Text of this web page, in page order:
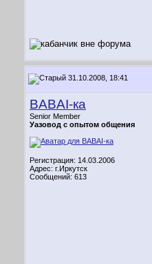
31.10.2008, 18:41
BABAI-ка
Senior Member
Уазовод с опытом общения
Регистрация: 14.03.2006
Адрес: г.Иркутск
Сообщений: 613